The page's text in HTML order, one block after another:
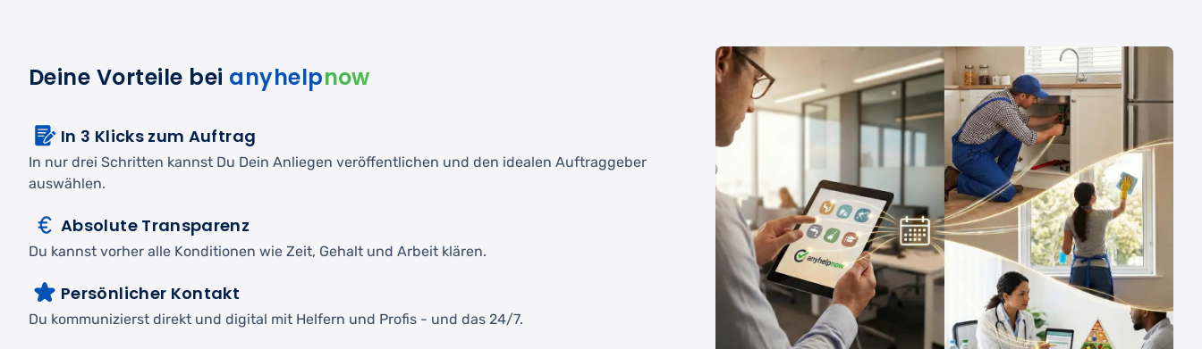
Deine Vorteile bei anyhelpnow
In 3 Klicks zum Auftrag
In nur drei Schritten kannst Du Dein Anliegen veröffentlichen und den idealen Auftraggeber
auswählen.
Absolute Transparenz
Du kannst vorher alle Konditionen wie Zeit, Gehalt und Arbeit klären.
Persönlicher Kontakt
Du kommunizierst direkt und digital mit Helfern und Profis - und das 24/7.